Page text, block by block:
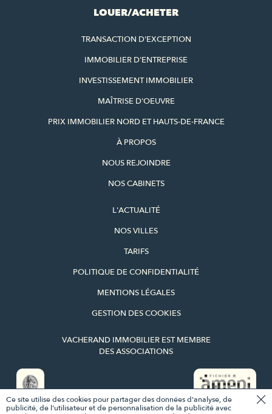
CE BIEN VOUS INTÉRESSE ?
LOUER/ACHETER
TRANSACTION D'EXCEPTION
IMMOBILIER D'ENTREPRISE
INVESTISSEMENT IMMOBILIER
MAÎTRISE D'OEUVRE
PRIX IMMOBILIER NORD ET HAUTS-DE-FRANCE
À PROPOS
NOUS REJOINDRE
NOS CABINETS
L'ACTUALITÉ
NOS VILLES
TARIFS
POLITIQUE DE CONFIDENTIALITÉ
MENTIONS LÉGALES
GESTION DES COOKIES
VACHERAND IMMOBILIER EST MEMBRE
DES ASSOCIATIONS
Ce site utilise des cookies pour partager des données d'analyse, de
publicité, de l'utilisateur et de personnalisation de la publicité avec